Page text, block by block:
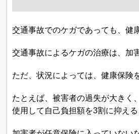
交通事故でのケガであっても、健
交通事故によるケガの治療は、加
ただ、状況によっては、健康保険
たとえば、被害者の過失が大きく
使用して自己負担額を3割に抑え